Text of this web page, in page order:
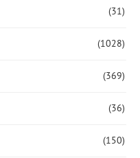
(31)
(1028)
(369)
(36)
(150)